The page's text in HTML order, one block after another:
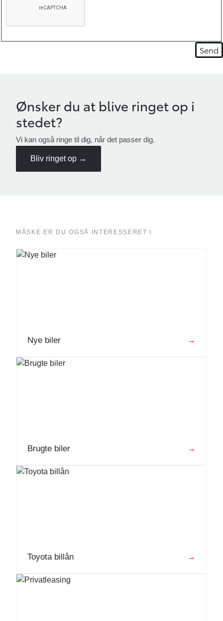
Ønsker du at blive ringet op i
stedet?
Vi kan også ringe til dig, når det passer dig.
Bliv ringet op →
MÅSKE ER DU OGSÅ INTERESSERET I
Nye biler →
Brugte biler →
Toyota billån →